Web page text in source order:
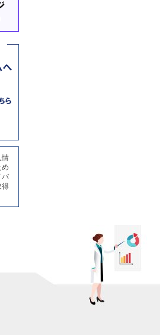
情
め
バ
得